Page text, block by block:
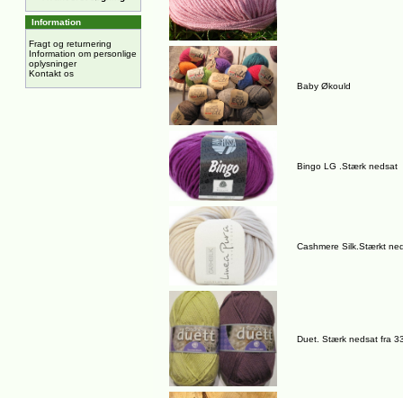
Information
Fragt og returnering
Information om personlige
oplysninger
Kontakt os
Baby Økould
Bingo LG .Stærk nedsat
Cashmere Silk.Stærkt
Duet. Stærk nedsat fra